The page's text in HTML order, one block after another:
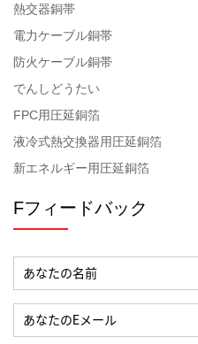
熱交器銅帯
電力ケーブル銅帯
防火ケーブル銅帯
でんしどうたい
FPC用圧延銅箔
液冷式熱交換器用圧延銅箔
新エネルギー用圧延銅箔
Fフィードバック